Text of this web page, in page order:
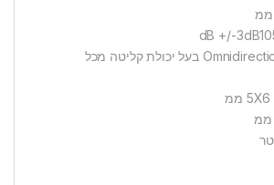
סוג מיקרופון Omnidirectional בעל יכולת קליטה מכל